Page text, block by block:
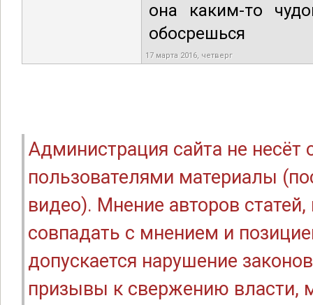
она каким-то
обосрешься
17 марта 2016, четверг
Администрация сайта не
пользователями материалы
видео). Мнение авторов
совпадать с мнением и
допускается нарушение
призывы к свержению власти,